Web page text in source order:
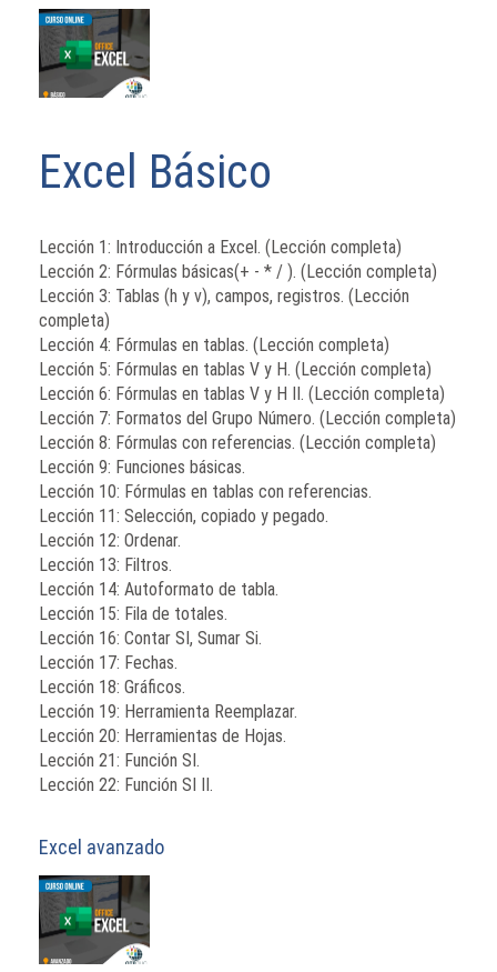
Excel Básico
Lección 1: Introducción a Excel. (Lección completa)
Lección 2: Fórmulas básicas(+ - * / ). (Lección completa)
Lección 3: Tablas (h y v), campos, registros. (Lección
completa)
Lección 4: Fórmulas en tablas. (Lección completa)
Lección 5: Fórmulas en tablas V y H. (Lección completa)
Lección 6: Fórmulas en tablas V y H II. (Lección completa)
Lección 7: Formatos del Grupo Número. (Lección completa)
Lección 8: Fórmulas con referencias. (Lección completa)
Lección 9: Funciones básicas.
Lección 10: Fórmulas en tablas con referencias.
Lección 11: Selección, copiado y pegado.
Lección 12: Ordenar.
Lección 13: Filtros.
Lección 14: Autoformato de tabla.
Lección 15: Fila de totales.
Lección 16: Contar SI, Sumar Si.
Lección 17: Fechas.
Lección 18: Gráficos.
Lección 19: Herramienta Reemplazar.
Lección 20: Herramientas de Hojas.
Lección 21: Función SI.
Lección 22: Función SI II.
Excel avanzado